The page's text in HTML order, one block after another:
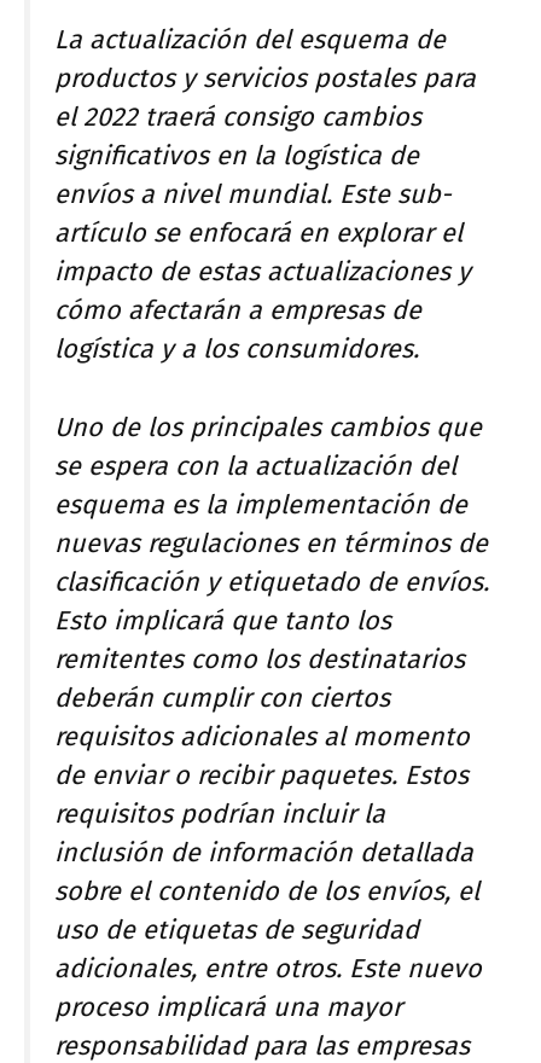
La actualización del esquema de
productos y servicios postales para
el 2022 traerá consigo cambios
significativos en la logística de
envíos a nivel mundial. Este sub-
artículo se enfocará en explorar el
impacto de estas actualizaciones y
cómo afectarán a empresas de
logística y a los consumidores.
Uno de los principales cambios que
se espera con la actualización del
esquema es la implementación de
nuevas regulaciones en términos de
clasificación y etiquetado de envíos.
Esto implicará que tanto los
remitentes como los destinatarios
deberán cumplir con ciertos
requisitos adicionales al momento
de enviar o recibir paquetes. Estos
requisitos podrían incluir la
inclusión de información detallada
sobre el contenido de los envíos, el
uso de etiquetas de seguridad
adicionales, entre otros. Este nuevo
proceso implicará una mayor
responsabilidad para las empresas